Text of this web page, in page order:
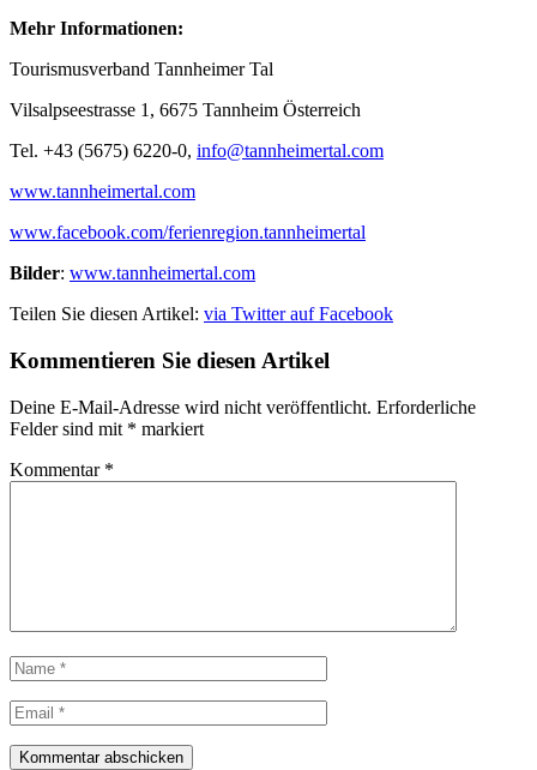
Mehr Informationen:
Tourismusverband Tannheimer Tal
Vilsalpseestrasse 1, 6675 Tannheim Österreich
Tel. +43 (5675) 6220-0, info@tannheimertal.com
www.tannheimertal.com
www.facebook.com/ferienregion.tannheimertal
Bilder: www.tannheimertal.com
Teilen Sie diesen Artikel: via Twitter auf Facebook
Kommentieren Sie diesen Artikel
Deine E-Mail-Adresse wird nicht veröffentlicht. Erforderliche
Felder sind mit * markiert
Kommentar *